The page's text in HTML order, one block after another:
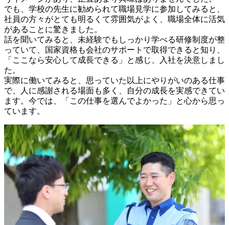
でも、学校の先生に勧められて職場見学に参加してみると、
社員の方々がとても明るくて雰囲気がよく、職場全体に活気
があることに驚きました。
話を聞いてみると、未経験でもしっかり学べる研修制度が整
っていて、国家資格も会社のサポートで取得できると知り、
「ここなら安心して成長できる」と感じ、入社を決意しまし
た。
実際に働いてみると、思っていた以上にやりがいのある仕事
で、人に感謝される場面も多く、自分の成長を実感できてい
ます。今では、「この仕事を選んでよかった」と心から思っ
ています。